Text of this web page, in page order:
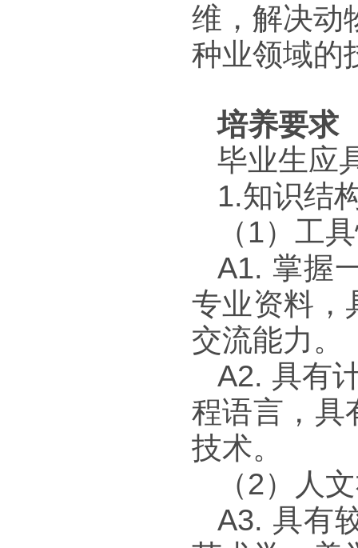
维，解决动
种业领域的
培养要求
毕业生应
1.知识结
（ 1）工
A1. 掌握
专业资料，
交流能力。
A2. 具有
程语言，具
技术。
（2）人
A3. 具有